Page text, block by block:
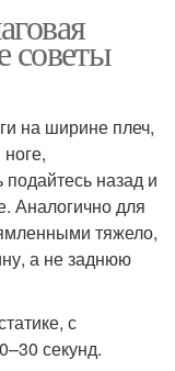
советы
на ширине плеч,
назад и
Аналогично для
тяжело,
а не заднюю
с
секунд.